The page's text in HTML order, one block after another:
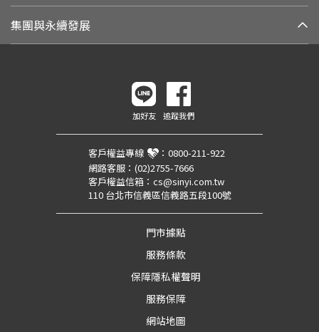
集團與永續發展
加好友 追蹤我們
客戶權益專線 ： 0800-211-922
網路客服： (02)2755-7666
客戶權益信箱： cs@sinyi.com.tw
110 台北市信義區信義路五段100號
門市據點
服務條款
保障隱私權聲明
服務保障
網站地圖